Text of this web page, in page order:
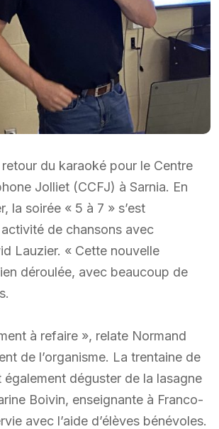
retour du karaoké pour le Centre
Jolliet (CCFJ) à Sarnia. En
la soirée « 5 à 7 » s’est
de chansons avec
Lauzier. « Cette nouvelle
déroulée, avec beaucoup de
à refaire », relate Normand
de l’organisme. La trentaine de
déguster de la lasagne
Boivin, enseignante à Franco-
avec l’aide d’élèves bénévoles.